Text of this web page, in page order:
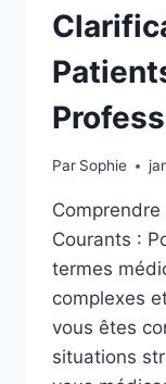
Par Sophie
Courants :
termes
complexes
vous êtes
situations